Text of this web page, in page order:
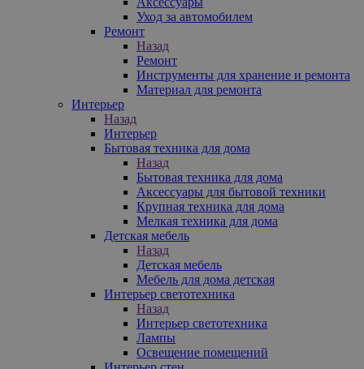
Уход за автомобилем
Ремонт
Назад
Ремонт
Инструменты для хранение и ремонта
Материал для ремонта
Интерьер
Назад
Интерьер
Бытовая техника для дома
Назад
Бытовая техника для дома
Аксессуары для бытовой техники
Крупная техника для дома
Мелкая техника для дома
Детская мебель
Назад
Детская мебель
Мебель для дома детская
Интерьер светотехника
Назад
Интерьер светотехника
Лампы
Освещение помещений